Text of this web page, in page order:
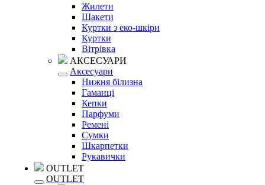
Жилети
Шакети
Куртки з еко-шкіри
Куртки
Вітрівка
АКСЕСУАРИ
Аксесуари
Нижня білизна
Гаманці
Кепки
Парфуми
Ремені
Сумки
Шкарпетки
Рукавички
OUTLET
OUTLET